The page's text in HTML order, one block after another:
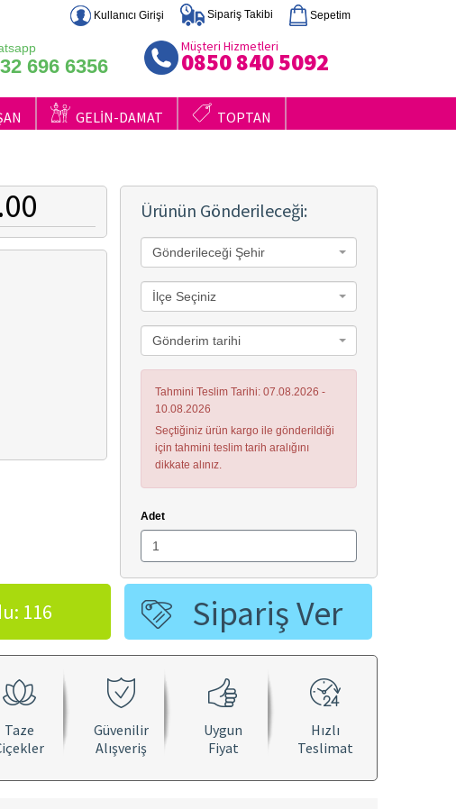
Kullanıcı Girişi Sipariş Takibi Sepetim
Müşteri Hizmetleri
0850 840 5092
696 6356
GELİN-DAMAT TOPTAN
Hover to zoom
Ürünün Gönderileceği:
Gönderileceği Şehir
İlçe Seçiniz
Gönderim tarihi
Tahmini Teslim Tarihi: 07.08.2026 -
10.08.2026
Seçtiğiniz ürün kargo ile gönderildiği
için tahmini teslim tarih aralığını
dikkate alınız.
Adet
116 Sipariş Ver
Taze
Güvenilir
Alışveriş
Uygun
Fiyat
Hızlı
Teslimat